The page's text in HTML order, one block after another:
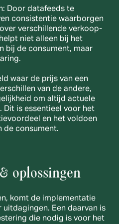
Door datafeeds te
consistentie waarborgen
verschillende verkoop-
niet alleen bij het
bij de consument, maar
waar de prijs van een
van de andere,
om altijd actuele
Dit is essentieel voor het
en het voldoen
de consument.
oplossingen
komt de implementatie
Een daarvan is
die nodig is voor het